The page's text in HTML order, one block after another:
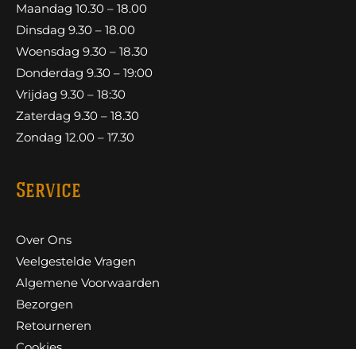
Maandag 10.30 – 18.00
Dinsdag 9.30 – 18.00
Woensdag 9.30 – 18.30
Donderdag 9.30 – 19:00
Vrijdag 9.30 – 18:30
Zaterdag 9.30 – 18.30
Zondag 12.00 – 17.30
Service
Over Ons
Veelgestelde Vragen
Algemene Voorwaarden
Bezorgen
Retourneren